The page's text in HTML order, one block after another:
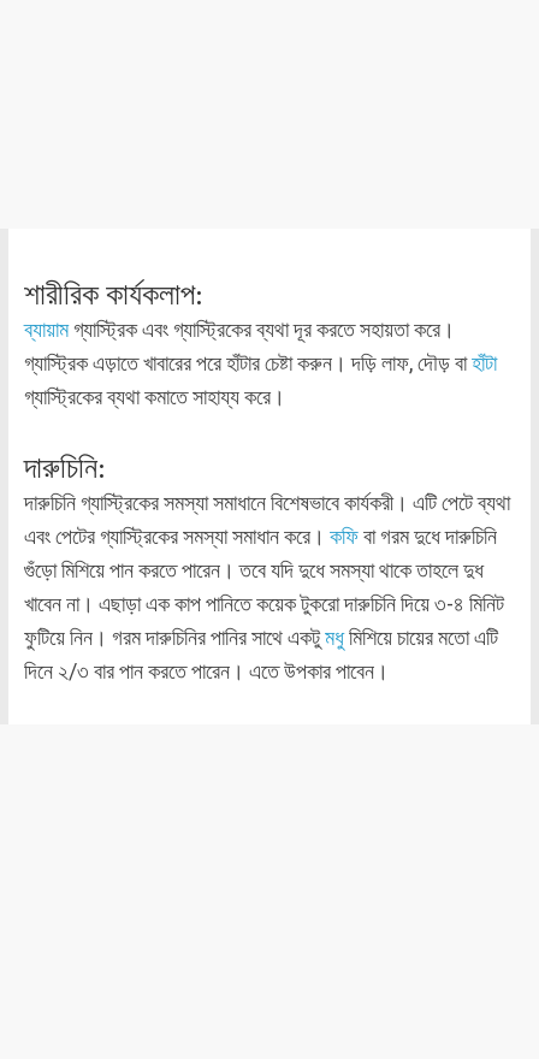
শারীরিক কার্যকলাপ:
ব্যায়ামগ্যাস্ট্রিক এবং গ্যাস্ট্রিকের ব্যথা দূর করতে সহায়তা করে।
গ্যাস্ট্রিক এড়াতে খাবারের পরে হাঁটার চেষ্টা করুন। দড়ি লাফ, দৌড় বাহাঁটা
গ্যাস্ট্রিকের ব্যথা কমাতে সাহায্য করে।
দারুচিনি:
দারুচিনি গ্যাস্ট্রিকের সমস্যা সমাধানে বিশেষভাবে কার্যকরী। এটি পেটে ব্যথা
এবং পেটের গ্যাস্ট্রিকের সমস্যা সমাধান করে। কফিবা গরম দুধে দারুচিনি
গুঁড়ো মিশিয়ে পান করতে পারেন। তবে যদি দুধে সমস্যা থাকে তাহলে দুধ
খাবেন না। এছাড়া এক কাপ পানিতে কয়েক টুকরো দারুচিনি দিয়ে ৩-৪ মিনিট
ফুটিয়ে নিন। গরম দারুচিনির পানির সাথে একটুমধুমিশিয়ে চায়ের মতো এটি
দিনে ২/৩ বার পান করতে পারেন। এতে উপকার পাবেন।